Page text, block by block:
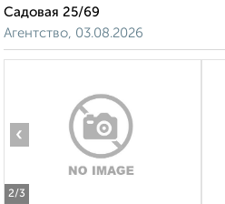
Садовая 25/69
Агентство, 03.08.2026
2/3
‹